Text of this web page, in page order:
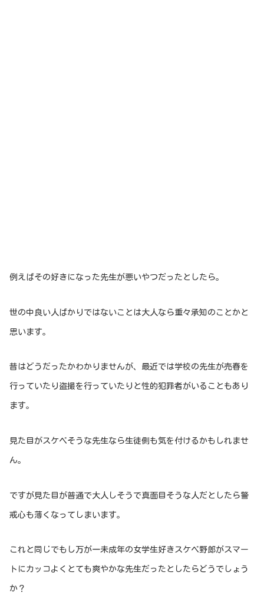
例えばその好きになった先生が悪いやつだったとしたら。
世の中良い人ばかりではないことは大人なら重々承知のことかと
思います。
昔はどうだったかわかりませんが、最近では学校の先生が売春を
行っていたり盗撮を行っていたりと性的犯罪者がいることもあり
ます。
見た目がスケベそうな先生なら生徒側も気を付けるかもしれませ
ん。
ですが見た目が普通で大人しそうで真面目そうな人だとしたら警
戒心も薄くなってしまいます。
これと同じでもし万が一未成年の女学生好きスケベ野郎がスマー
トにカッコよくとても爽やかな先生だったとしたらどうでしょう
か？